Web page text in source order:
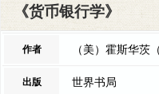
《货币银行学》
作者 （美）霍斯华
出版 世界书局